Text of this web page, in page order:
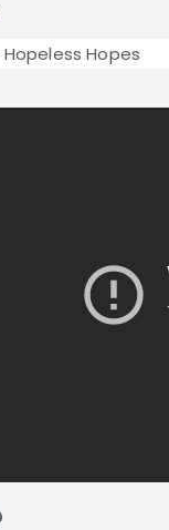
Hopeless Hopes